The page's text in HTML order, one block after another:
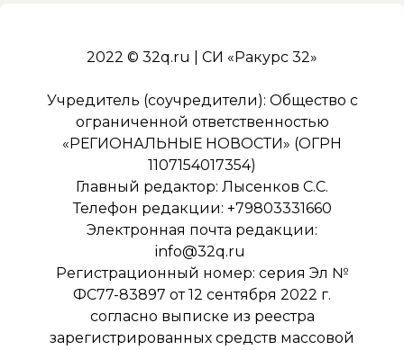
2022 © 32q.ru | СИ «Ракурс 32»
Учредитель (соучредители): Общество с
ограниченной ответственностью
«РЕГИОНАЛЬНЫЕ НОВОСТИ» (ОГРН
1107154017354)
Главный редактор: Лысенков С.С.
Телефон редакции: +79803331660
Электронная почта редакции:
info@32q.ru
Регистрационный номер: серия Эл №
ФС77-83897 от 12 сентября 2022 г.
согласно выписке из реестра
зарегистрированных средств массовой